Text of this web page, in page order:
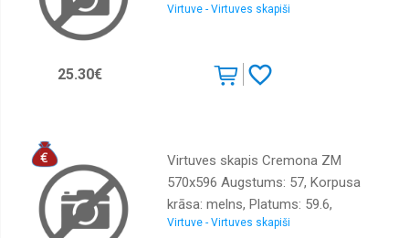
krāsa: ozols cremona, Virsma:
Virtuve - Virtuves skapiši
25.30€
Virtuves skapis Cremona ZM
570x596 Augstums: 57, Korpusa
krāsa: melns, Platums: 59.6,
Elementu krāsa: ozols cremona,
Virtuve - Virtuves skapiši